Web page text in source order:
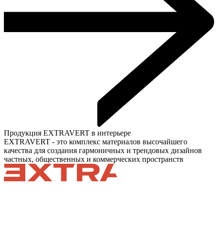
Продукция EXTRAVERT в интерьере
EXTRAVERT - это комплекс материалов высочайшего
качества для создания гармоничных и трендовых дизайнов
частных, общественных и коммерческих пространств